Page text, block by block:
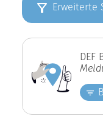
Erweiterte
DEF